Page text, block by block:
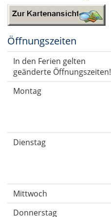
Öffnungszeiten
In den Ferien gelten
geänderte Öffnungszeiten!
Montag
Dienstag
Mittwoch
Donnerstag